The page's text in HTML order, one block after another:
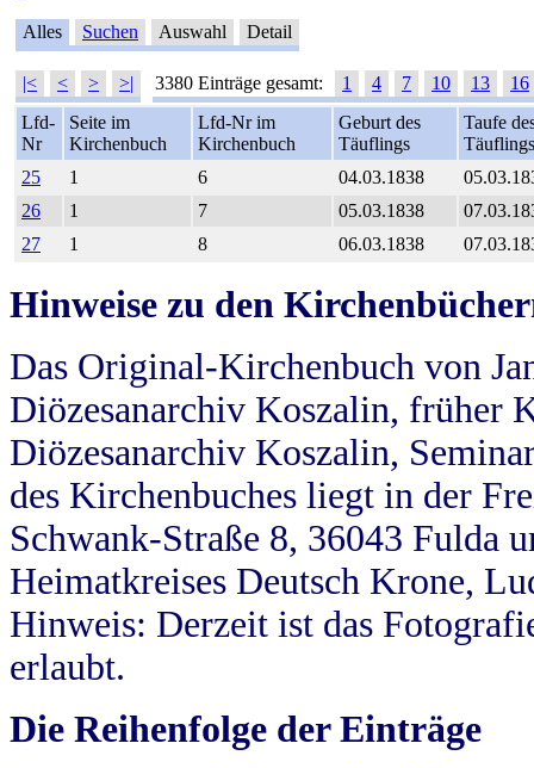
Alles Suchen Auswahl Detail
|< < > >| 3380 Einträge gesamt: 1 4 7 10 13
16
Lfd-
Nr
Seite im
Kirchenbuch
Lfd-Nr im
Kirchenbuch
Geburt des
Täuflings
Taufe
Täuflings
25
1 6 04.03.1838
26
1 7 05.03.1838
27
1 8 06.03.1838
Hinweise zu den
Das Original-Kirchenbuch von
Diözesanarchiv Koszalin, früher
Diözesanarchiv Koszalin,
des Kirchenbuches liegt in der
Schwank-Straße 8, 36043 Fulda
Heimatkreises Deutsch Krone,
Hinweis: Derzeit ist das
erlaubt.
Die Reihenfolge der Einträge